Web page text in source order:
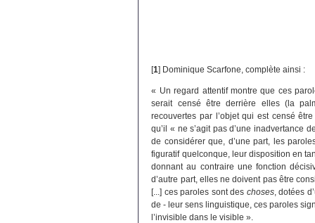
[1] Dominique Scarfone, complète ainsi :
« Un regard attentif montre que ces
serait censé être derrière elles (la
recouvertes par l’objet qui est censé
qu’il « ne s’agit pas d’une inadvertance
de considérer que, d’une part, les
figuratif quelconque, leur disposition en
donnant au contraire une fonction
d’autre part, elles ne doivent pas être
[...] ces paroles sont des choses, dotées
de - leur sens linguistique, ces paroles
l’invisible dans le visible ».